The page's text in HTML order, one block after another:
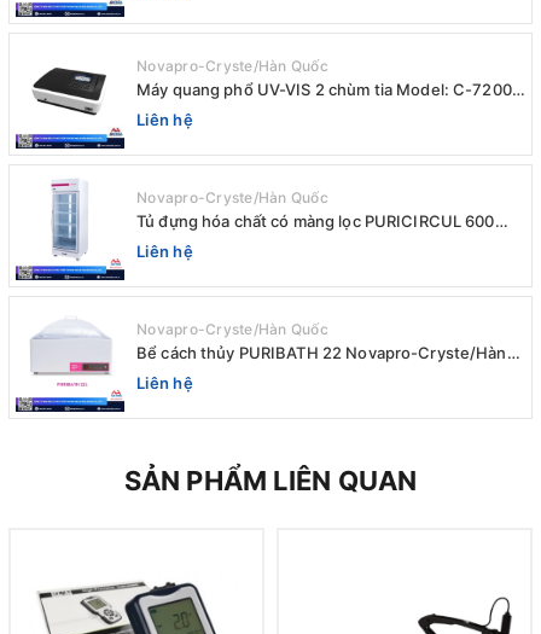
Novapro-Cryste/Hàn Quốc
Máy quang phổ UV-VIS 2 chùm tia Model: C-7200 /
Peak
Liên hệ
Novapro-Cryste/Hàn Quốc
Tủ đựng hóa chất có màng lọc PURICIRCUL 600
AIRTIGHT Novapro-Cryste/Hàn Quốc
Liên hệ
Novapro-Cryste/Hàn Quốc
Bể cách thủy PURIBATH 22 Novapro-Cryste/Hàn
Quốc
Liên hệ
SẢN PHẨM LIÊN QUAN